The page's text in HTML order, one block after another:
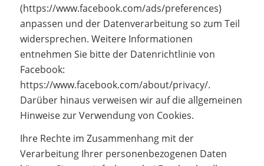
(https://www.facebook.com/ads/preferences)
anpassen und der Datenverarbeitung so zum Teil
widersprechen. Weitere Informationen
entnehmen Sie bitte der Datenrichtlinie von
Facebook:
https://www.facebook.com/about/privacy/.
Darüber hinaus verweisen wir auf die allgemeinen
Hinweise zur Verwendung von Cookies.
Ihre Rechte im Zusammenhang mit der
Verarbeitung Ihrer personenbezogenen Daten